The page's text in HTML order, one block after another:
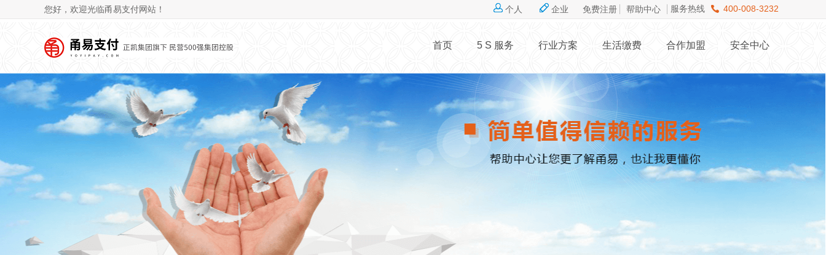
您好，欢迎光临甬易支付网站！ 免费注册 帮助中心 服务热线 400-008-3232
个人 企业
首页 5 S 服务 行业方案 生活缴费 合作加盟 安全中心